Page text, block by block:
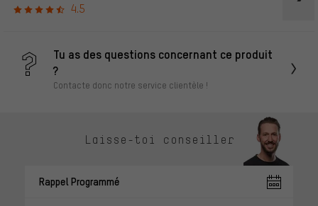
4.5
Tu as des questions concernant ce produit
?
Contacte donc notre service clientèle !
Laisse-toi conseiller
Rappel Programmé